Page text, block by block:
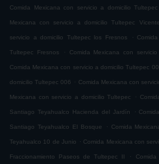
Comida Mexicana con servicio a domicilio
Mexicana con servicio a domicilio Tultepec
servicio a domicilio Tultepec los Fresnos .
Tultepec Fresnos . Comida Mexicana con
Comida Mexicana con servicio a domicilio Tultepec
domicilio Tultepec 006 . Comida Mexicana con
Mexicana con servicio a domicilio Tultepec .
Santiago Teyahualco Hacienda del Jardín .
Santiago Teyahualco El Bosque . Comida
Teyahualco 10 de Junio . Comida Mexicana con
Fraccionamiento Paseos de Tultepec II .